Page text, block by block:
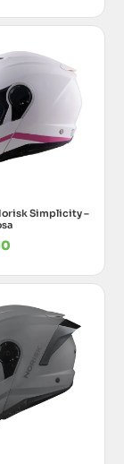
Simplicity –